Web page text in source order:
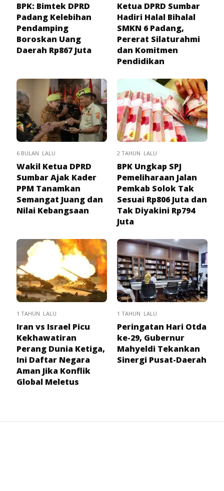
BPK: Bimtek DPRD
Padang Kelebihan
Pendamping
Boroskan Uang
Daerah Rp867 Juta
Ketua DPRD Sumbar
Hadiri Halal Bihalal
SMKN 6 Padang,
Pererat Silaturahmi
dan Komitmen
Pendidikan
6 BULAN LALU
Wakil Ketua DPRD
Sumbar Ajak Kader
PPM Tanamkan
Semangat Juang dan
Nilai Kebangsaan
2 TAHUN LALU
BPK Ungkap SPJ
Pemeliharaan Jalan
Pemkab Solok Tak
Sesuai Rp806 Juta dan
Tak Diyakini Rp794
Juta
1 TAHUN LALU
Iran vs Israel Picu
Kekhawatiran
Perang Dunia Ketiga,
Ini Daftar Negara
Aman Jika Konflik
Global Meletus
1 TAHUN LALU
Peringatan Hari Otda
ke-29, Gubernur
Mahyeldi Tekankan
Sinergi Pusat-Daerah